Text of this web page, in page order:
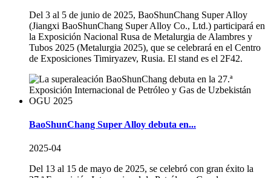
Del 3 al 5 de junio de 2025, BaoShunChang Super Alloy
(Jiangxi BaoShunChang Super Alloy Co., Ltd.) participará en
la Exposición Nacional Rusa de Metalurgia de Alambres y
Tubos 2025 (Metalurgia 2025), que se celebrará en el Centro
de Exposiciones Timiryazev, Rusia. El stand es el 2F42.
BaoShunChang Super Alloy debuta en...
2025-04
Del 13 al 15 de mayo de 2025, se celebró con gran éxito la